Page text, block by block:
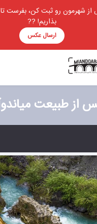
شهرمون رو ثبت کن، بفرست تا
بذاریم! ??
ارسال عکس
از طبیعت